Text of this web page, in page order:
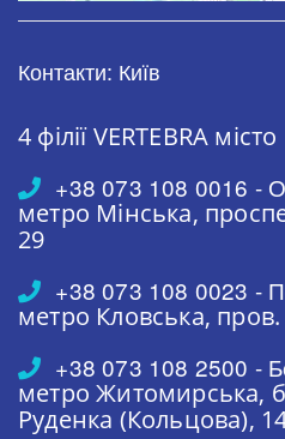
Контакти: Київ
4 філії VERTEBRA місто
+38 073 108 0016 -
метро Мінська,
29
+38 073 108 0023 -
метро Кловська, пров.
+38 073 108 2500 -
метро Житомирська,
Руденка (Кольцова),